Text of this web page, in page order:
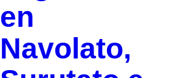
en
Navolato,